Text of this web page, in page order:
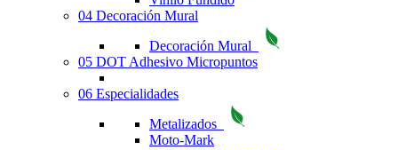
04 Decoración Mural
Decoración Mural
05 DOT Adhesivo Micropuntos
06 Especialidades
Metalizados
Moto-Mark